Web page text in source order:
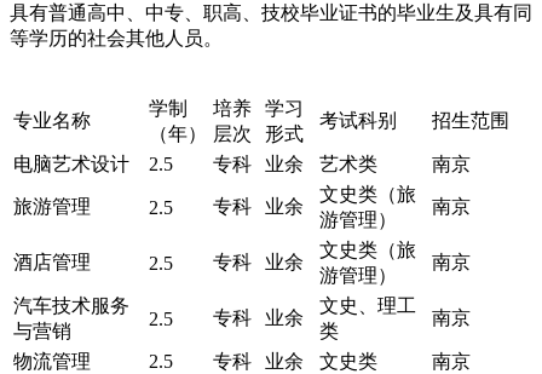
具有普通高中、中专、职高、技校毕业证书的毕业生及具有同
等学历的社会其他人员。
专业名称
学制
（年）
培养
层次
学习
形式
考试科别 招生范围
电脑艺术设计 2.5 专科 业余 艺术类 南京
旅游管理 2.5 专科 业余
文史类（旅
游管理）
南京
酒店管理 2.5 专科 业余
文史类（旅
游管理）
南京
汽车技术服务
与营销
2.5 专科 业余
文史、理工
类
南京
物流管理 2.5 专科 业余 文史类
南京